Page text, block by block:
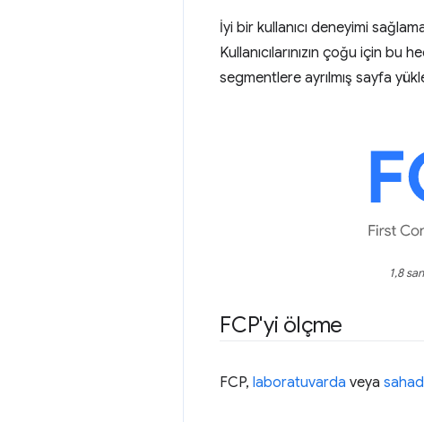
İyi bir kullanıcı deneyimi
Kullanıcılarınızın çoğu için bu
segmentlere ayrılmış sayfa
1,8
FCP'yi ölçme
FCP, laboratuvarda veya